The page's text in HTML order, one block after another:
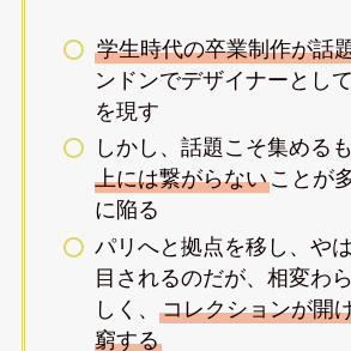
学生時代の卒業制作が話
ンドンでデザイナーとし
を現す
しかし、話題こそ集める
上には繋がらないことが
に陥る
パリへと拠点を移し、や
目されるのだが、相変わ
しく、コレクションが開
窮する